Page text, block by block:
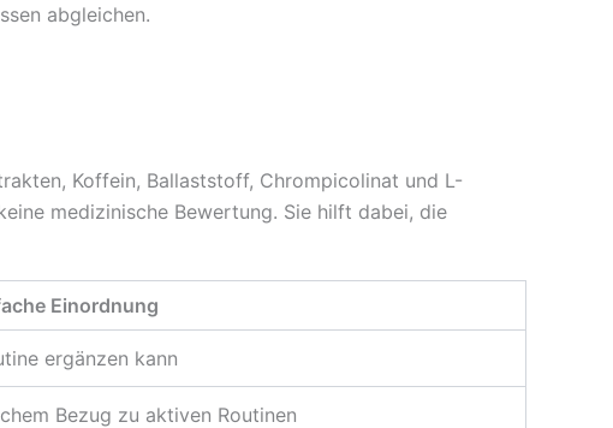
abgleichen.
Koffein, Ballaststoff, Chrompicolinat und L-
medizinische Bewertung. Sie hilft dabei, die
Einordnung
ergänzen kann
Bezug zu aktiven Routinen